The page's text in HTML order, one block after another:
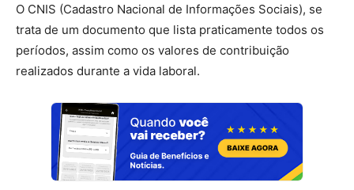
O CNIS (Cadastro Nacional de Informações Sociais), se
trata de um documento que lista praticamente todos os
períodos, assim como os valores de contribuição
realizados durante a vida laboral.